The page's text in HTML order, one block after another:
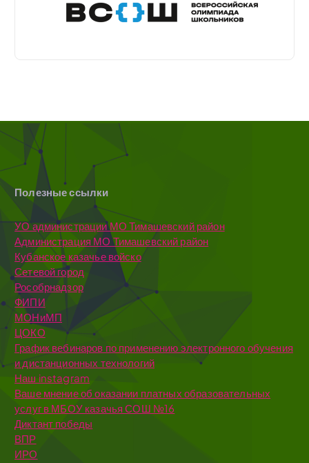
Полезные ссылки
УО администрации МО Тимашевский район
Администрация МО Тимашевский район
Кубанское казачье войско
Сетевой город
Рособрнадзор
ФИПИ
МОНиМП
ЦОКО
График вебинаров по применению электронного обучения
и дистанционных технологий
Наш instagram
Ваше мнение об оказании платных образовательных
услуг в МБОУ казачья СОШ №16
Диктант победы
ВПР
ИРО